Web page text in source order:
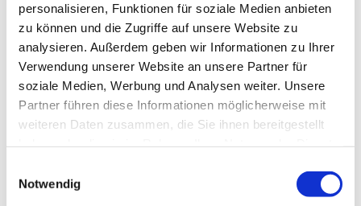
personalisieren, Funktionen für soziale Medien anbieten
zu können und die Zugriffe auf unsere Website zu
analysieren. Außerdem geben wir Informationen zu Ihrer
Verwendung unserer Website an unsere Partner für
soziale Medien, Werbung und Analysen weiter. Unsere
Partner führen diese Informationen möglicherweise mit
weiteren Daten zusammen, die Sie ihnen bereitgestellt
Notwendig
Auch bei Wind, Regen oder kühleren Temperaturen bleibt der Ausblick
erlebbar: Die verglaste Innenterrasse ist ganzjährig geöffnet und bietet
wettergeschützte Aussicht über Wien. Wer die Fernsicht noch länger
genießen möchte, kann den Besuch mit dem Turm Café oder dem Turm
Restaurant verbinden.